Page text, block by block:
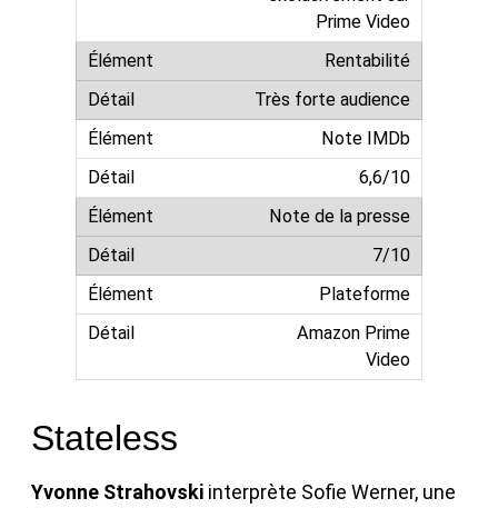
Prime Video
Rentabilité
Très forte audience
Note IMDb
6,6/10
Note de la presse
7/10
Plateforme
Amazon Prime
Video
Stateless
Yvonne Strahovski interprète Sofie Werner, une